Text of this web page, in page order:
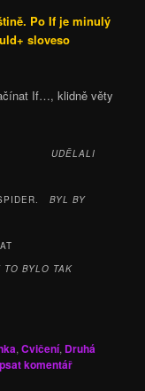
Po If je minulý
sloveso
If…, klidně věty
TIME.UDĚLALI
SPIDER.BYL BY
TO BYLO TAK
,Cvičení, Druhá
komentář